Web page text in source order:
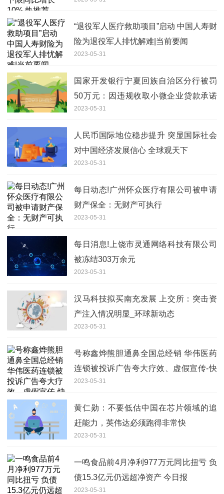
“退役军人医疗救助项目”启动 中国人寿财
险为退役军人排忧解难|当前要闻
2023-05-31
国家开发银行宁夏回族自治区分行被罚
50万元：因违规收取小微企业贷款承诺
费
2023-05-31
人民币国际地位稳步提升 突显国际社会
对中国经济发展信心 全球观天下
2023-05-31
每日动态!广州怀众医疗有限公司被申请
财产保全：无财产可执行
2023-05-31
每日消息!上饶市灵通网络科技有限公司
被冻结303万余元
2023-05-31
汉马科技拟买南充发展 上交所：突击资
产注入情况明显_环球新动态
2023-05-31
号称鑫烨熊胆通鼻全国总经销 华伟医药
连锁被投诉广告夸大疗效、虚假宣传-快
讯
2023-05-31
黄仁勋：不要低估中国在芯片领域的追
赶能力，英伟达必须跑得非常快
2023-05-31
一鸣食品前4月净利977万元同比扭亏 负
债15.3亿元仍远超净资产 今日报
2023-05-31